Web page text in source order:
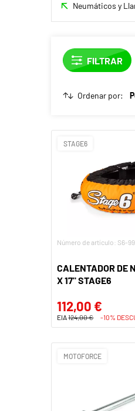
Neumáticos y
Ordenar por:
STAGE6
Número de artículo: S6-
CALENTADOR DE
X 17" STAGE6
112,00 €
EIA124,00 € -10%
MOTOFORCE